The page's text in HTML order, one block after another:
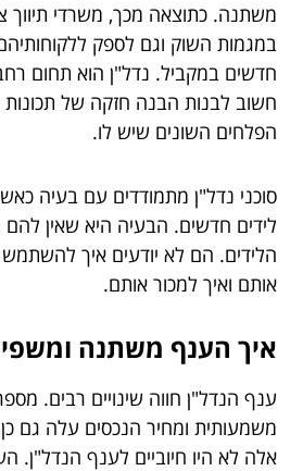
משתנה. כתוצאה מכך, משרדי תיווך
במגמות השוק וגם לספק
חדשים במקביל. נדל"ן הוא תחום
חשוב לבנות הבנה חזקה של
הפלחים השונים שיש לו.
סוכני נדל"ן מתמודדים עם בעיה
לידים חדשים. הבעיה היא שאין
הלידים. הם לא יודעים איך
אותם ואיך למכור אותם.
איך הענף משתנה
ענף הנדל"ן חווה שינויים רבים.
משמעותית ומחיר הנכסים עלה גם
אלה לא היו חיוביים לענף הנדל"ן.